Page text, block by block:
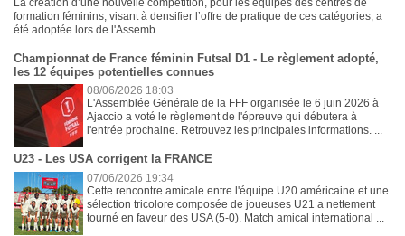
formation féminins, visant à densifier l’offre de pratique de ces catégories, a
été adoptée lors de l'Assemb...
Championnat de France féminin Futsal D1 - Le règlement adopté,
les 12 équipes potentielles connues
08/06/2026 18:03
L'Assemblée Générale de la FFF organisée le 6 juin 2026 à
Ajaccio a voté le règlement de l'épreuve qui débutera à
l'entrée prochaine. Retrouvez les principales informations. ...
U23 - Les USA corrigent la FRANCE
07/06/2026 19:34
Cette rencontre amicale entre l'équipe U20 américaine et une
sélection tricolore composée de joueuses U21 a nettement
tourné en faveur des USA (5-0). Match amical international ...